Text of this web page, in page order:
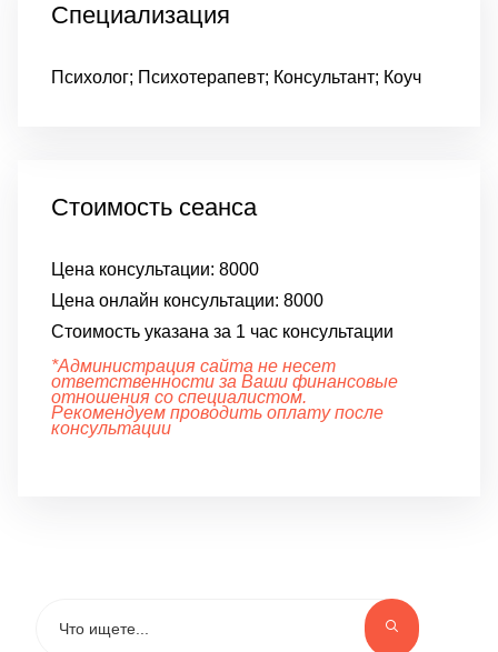
Специализация
Психолог; Психотерапевт; Консультант; Коуч
Стоимость сеанса
Цена консультации: 8000
Цена онлайн консультации: 8000
Стоимость указана за 1 час консультации
*Администрация сайта не несет
ответственности за Ваши финансовые
отношения со специалистом.
Рекомендуем проводить оплату после
консультации